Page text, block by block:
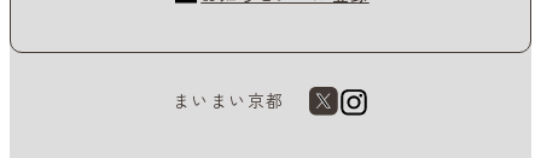
まいまい京都